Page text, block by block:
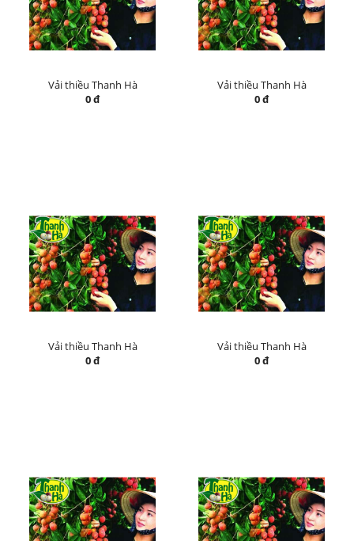
Vải thiều Thanh Hà
0 đ
Vải thiều Thanh Hà
0 đ
Vải thiều Thanh Hà
0 đ
Vải thiều Thanh Hà
0 đ